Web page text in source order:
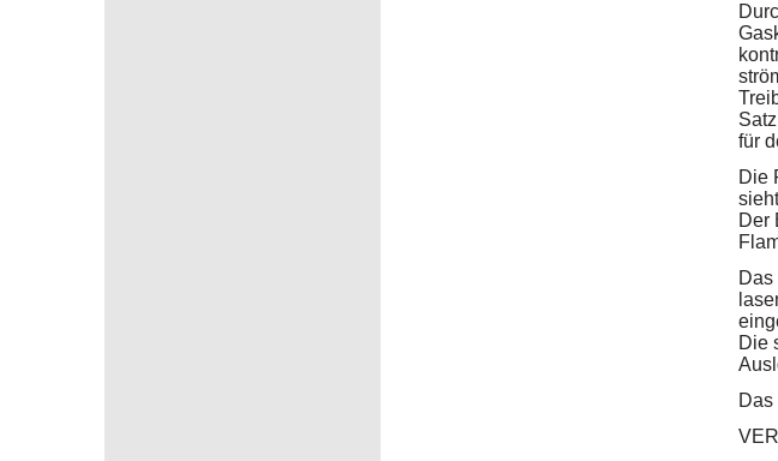
für
Die
Der
Die